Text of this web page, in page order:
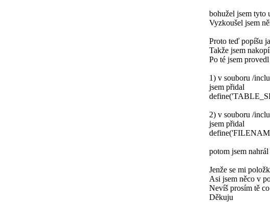
bohužel jsem tyto
Vyzkoušel jsem
Proto teď popíšu
Takže jsem
Po té jsem
1) v souboru /
jsem přidal
2) v souboru /
jsem přidal
potom jsem
Jenže se mi
Asi jsem něco v
Nevíš prosím tě
Děkuju